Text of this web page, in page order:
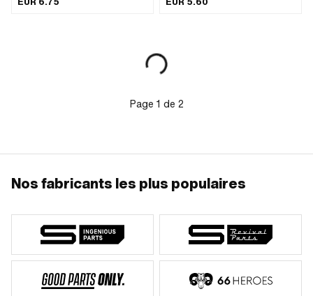
Page 1 de 2
Nos fabricants les plus populaires